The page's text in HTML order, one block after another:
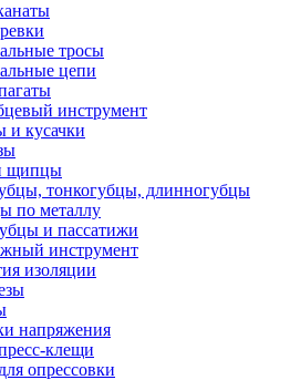
тросы
цепи
инструмент
и кусачки
щипцы
тонкогубцы, длинногубцы
по металлу
и пассатижи
инструмент
изоляции
напряжения
клещи
опрессовки